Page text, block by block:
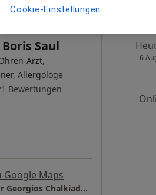
Saul
Arzt,
Allergologe
Bewertungen
Google Maps
HNO-Praxis & ambl. Schlaflabor Georgios Chalkiadakis Dr.med. Boris Saul
6
Cookie-Einstellungen